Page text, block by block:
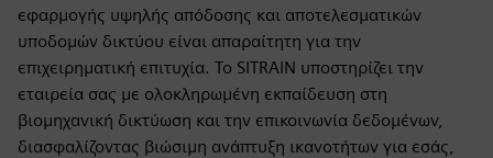
εφαρμογής υψηλής απόδοσης και αποτελεσματικών
υποδομών δικτύου είναι απαραίτητη για την
επιχειρηματική επιτυχία. Το SITRAIN υποστηρίζει την
εταιρεία σας με ολοκληρωμένη εκπαίδευση στη
βιομηχανική δικτύωση και την επικοινωνία δεδομένων,
διασφαλίζοντας βιώσιμη ανάπτυξη ικανοτήτων για εσάς,